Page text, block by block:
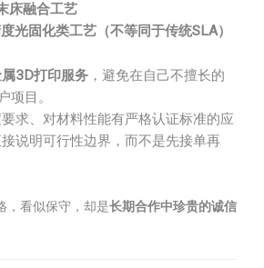
床融合工艺
光固化类工艺（不等同于传统SLA）
3D打印服务 ，避免在自己不擅长的
项目。
求、对材料性能有严格认证标准的应
说明可行性边界，而不是先接单再
，看似保守，却是长期合作中珍贵的诚信